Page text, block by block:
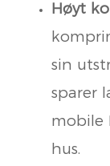
Høyt
sin
sparer
mobile
hus.